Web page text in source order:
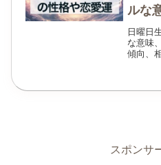
ルな
日曜日
な意味
傾向、
スポンサ